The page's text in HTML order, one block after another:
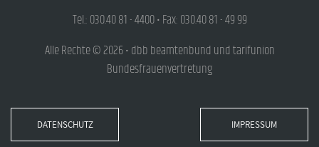
Tel.: 030.40 81 - 4400 • Fax: 030.40 81 - 49 99
Alle Rechte © 2026 • dbb beamtenbund und tarifunion
Bundesfrauenvertretung
DATENSCHUTZ IMPRESSUM